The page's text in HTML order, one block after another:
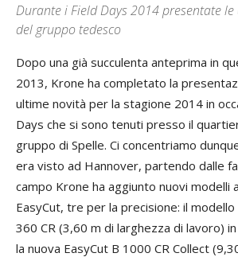
Durante i Field Days 2014 presentate
del gruppo tedesco
Dopo una già succulenta anteprima in
2013, Krone ha completato la
ultime novità per la stagione 2014 in
Days che si sono tenuti presso il
gruppo di Spelle. Ci concentriamo
era visto ad Hannover, partendo dalle
campo Krone ha aggiunto nuovi modelli
EasyCut, tre per la precisione: il
360 CR (3,60 m di larghezza di lavoro)
la nuova EasyCut B 1000 CR Collect